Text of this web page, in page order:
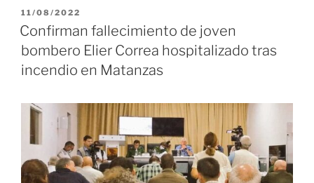
piden
a
Biden
levantar
y
ayudar
a
Cuba»
PUBLICADO
EL
11/08/2022
Confirman fallecimiento de joven
bombero Elier Correa hospitalizado tras
incendio en Matanzas